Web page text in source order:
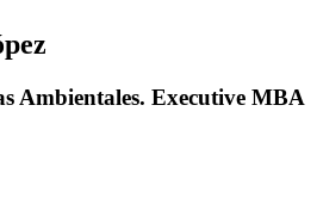
Ambientales. Executive MBA